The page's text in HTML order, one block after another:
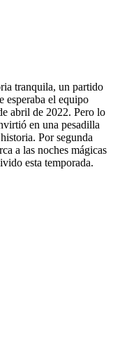
tranquila, un partido
esperaba el equipo
abril de 2022. Pero lo
en una pesadilla
Por segunda
a las noches mágicas
esta temporada.